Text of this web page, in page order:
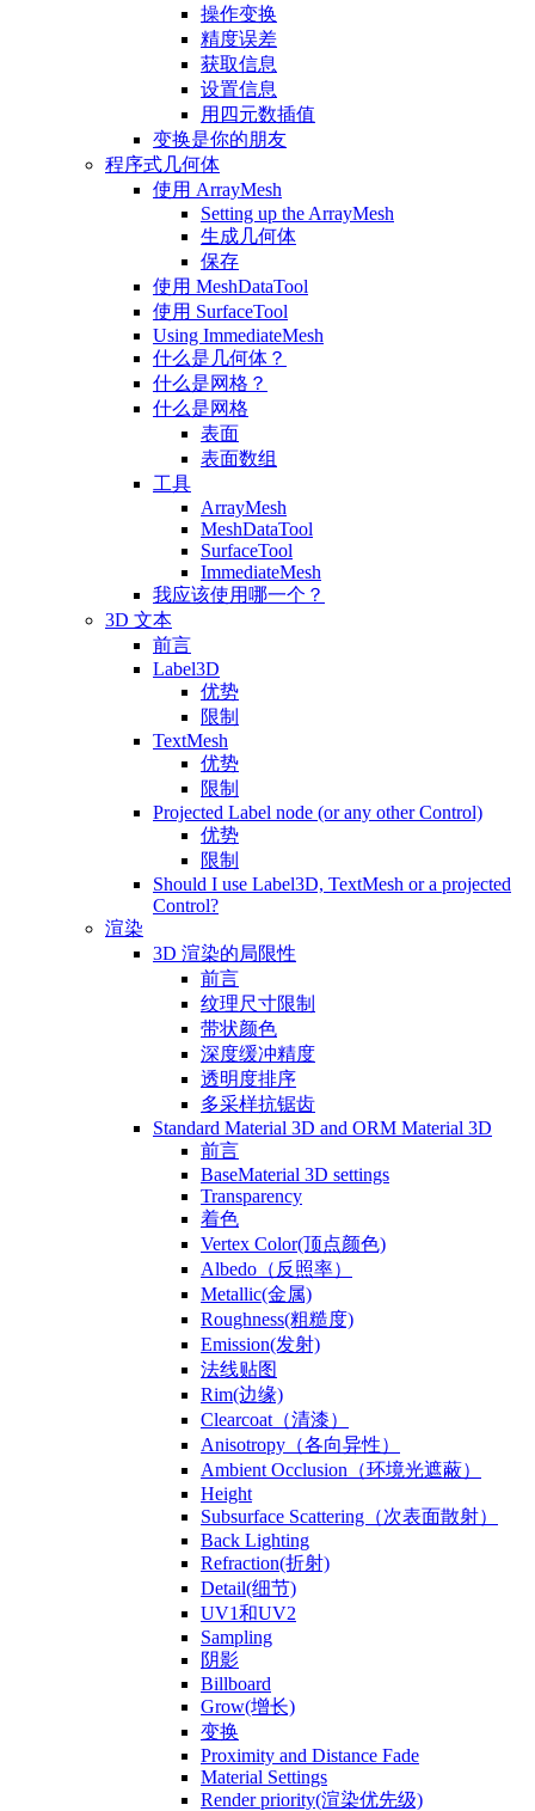
操作变换
精度误差
获取信息
设置信息
用四元数插值
变换是你的朋友
程序式几何体
使用 ArrayMesh
Setting up the ArrayMesh
生成几何体
保存
使用 MeshDataTool
使用 SurfaceTool
Using ImmediateMesh
什么是几何体？
什么是网格？
什么是网格
表面
表面数组
工具
ArrayMesh
MeshDataTool
SurfaceTool
ImmediateMesh
我应该使用哪一个？
3D 文本
前言
Label3D
优势
限制
TextMesh
优势
限制
Projected Label node (or any other Control)
优势
限制
Should I use Label3D, TextMesh or a projected
Control?
渲染
3D 渲染的局限性
前言
纹理尺寸限制
带状颜色
深度缓冲精度
透明度排序
多采样抗锯齿
Standard Material 3D and ORM Material 3D
前言
BaseMaterial 3D settings
Transparency
着色
Vertex Color(顶点颜色)
Albedo（反照率）
Metallic(金属)
Roughness(粗糙度)
Emission(发射)
法线贴图
Rim(边缘)
Clearcoat（清漆）
Anisotropy（各向异性）
Ambient Occlusion（环境光遮蔽）
Height
Subsurface Scattering（次表面散射）
Back Lighting
Refraction(折射)
Detail(细节)
UV1和UV2
Sampling
阴影
Billboard
Grow(增长)
变换
Proximity and Distance Fade
Material Settings
Render priority(渲染优先级)